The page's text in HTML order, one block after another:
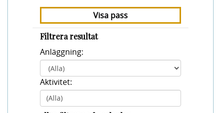
Visa pass
Filtrera resultat
Anläggning:
Aktivitet:
(Alla)